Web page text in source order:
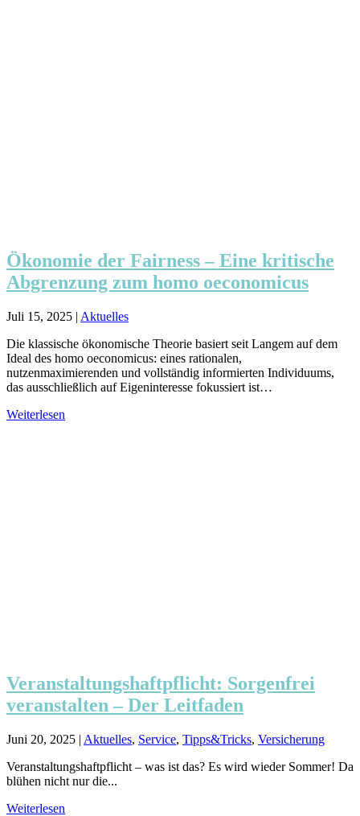
Ökonomie der Fairness – Eine kritische
Abgrenzung zum homo oeconomicus
Juli 15, 2025 | Aktuelles
Die klassische ökonomische Theorie basiert seit Langem auf dem
Ideal des homo oeconomicus: eines rationalen,
nutzenmaximierenden und vollständig informierten Individuums,
das ausschließlich auf Eigeninteresse fokussiert ist…
Weiterlesen
Veranstaltungshaftpflicht: Sorgenfrei
veranstalten – Der Leitfaden
Juni 20, 2025 | Aktuelles, Service, Tipps&Tricks, Versicherung
Veranstaltungshaftpflicht – was ist das? Es wird wieder Sommer! Da
blühen nicht nur die...
Weiterlesen